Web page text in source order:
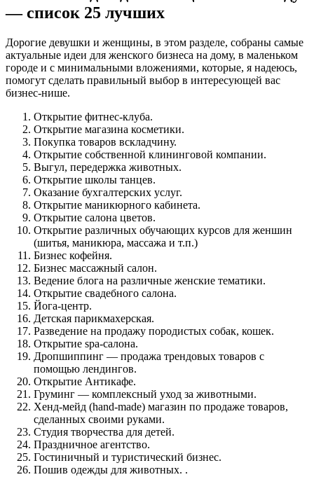
— список 25 лучших
Дорогие девушки и женщины, в этом разделе, собраны самые
актуальные идеи для женского бизнеса на дому, в маленьком
городе и с минимальными вложениями, которые, я надеюсь,
помогут сделать правильный выбор в интересующей вас
бизнес-нише.
Открытие фитнес-клуба.
Открытие магазина косметики.
Покупка товаров вскладчину.
Открытие собственной клининговой компании.
Выгул, передержка животных.
Открытие школы танцев.
Оказание бухгалтерских услуг.
Открытие маникюрного кабинета.
Открытие салона цветов.
Открытие различных обучающих курсов для женшин
(шитья, маникюра, массажа и т.п.)
Бизнес кофейня.
Бизнес массажный салон.
Ведение блога на различные женские тематики.
Открытие свадебного салона.
Йога-центр.
Детская парикмахерская.
Разведение на продажу породистых собак, кошек.
Открытие spa-салона.
Дропшиппинг — продажа трендовых товаров с
помощью лендингов.
Открытие Антикафе.
Груминг — комплексный уход за животными.
Хенд-мейд (hand-made) магазин по продаже товаров,
сделанных своими руками.
Студия творчества для детей.
Праздничное агентство.
Гостиничный и туристический бизнес.
Пошив одежды для животных. .